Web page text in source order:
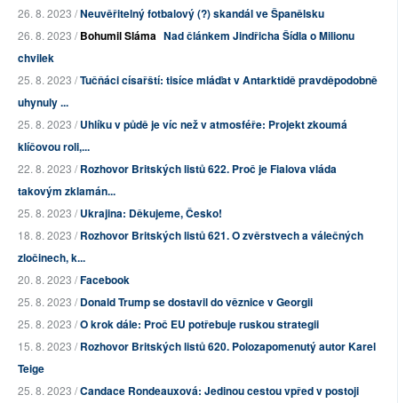
26. 8. 2023 /Neuvěřitelný fotbalový (?) skandál ve Španělsku
26. 8. 2023 /Bohumil Sláma Nad článkem Jindřicha Šídla o Milionu
chvilek
25. 8. 2023 /Tučňáci císařští: tisíce mláďat v Antarktidě pravděpodobně
uhynuly ...
25. 8. 2023 /Uhlíku v půdě je víc než v atmosféře: Projekt zkoumá
klíčovou roli,...
22. 8. 2023 /Rozhovor Britských listů 622. Proč je Fialova vláda
takovým zklamán...
25. 8. 2023 /Ukrajina: Děkujeme, Česko!
18. 8. 2023 /Rozhovor Britských listů 621. O zvěrstvech a válečných
zločinech, k...
20. 8. 2023 /Facebook
25. 8. 2023 /Donald Trump se dostavil do věznice v Georgii
25. 8. 2023 /O krok dále: Proč EU potřebuje ruskou strategii
15. 8. 2023 /Rozhovor Britských listů 620. Polozapomenutý autor Karel
Teige
25. 8. 2023 /Candace Rondeauxová: Jedinou cestou vpřed v postoji